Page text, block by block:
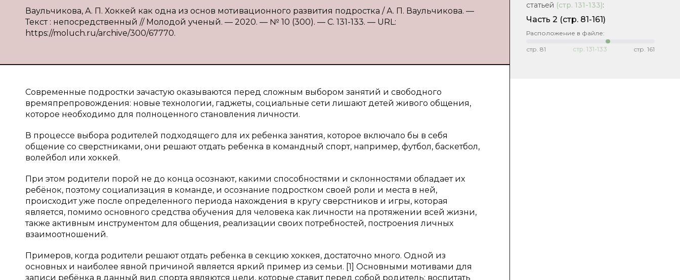
Ваульчикова, А. П. Хоккей как одна из основ мотивационного развития подростка / А. П. Ваульчикова. —
Текст : непосредственный // Молодой ученый. — 2020. — № 10 (300). — С. 131-133. — URL:
https://moluch.ru/archive/300/67770.
Современные подростки зачастую оказываются перед сложным выбором занятий и свободного
времяпрепровождения: новые технологии, гаджеты, социальные сети лишают детей живого общения,
которое необходимо для полноценного становления личности.
В процессе выбора родителей подходящего для их ребенка занятия, которое включало бы в себя
общение со сверстниками, они решают отдать ребенка в командный спорт, например, футбол, баскетбол,
волейбол или хоккей.
При этом родители порой не до конца осознают, какими способностями и склонностями обладает их
ребёнок, поэтому социализация в команде, и осознание подростком своей роли и места в ней,
происходит уже после определенного периода нахождения в кругу сверстников и игры, которая
является, помимо основного средства обучения для человека как личности на протяжении всей жизни,
также активным инструментом для общения, реализации своих потребностей, построения личных
взаимоотношений.
Примеров, когда родители решают отдать ребенка в секцию хоккея, достаточно много. Одной из
основных и наиболее явной причиной является яркий пример из семьи. [1] Основными мотивами для
записи ребёнка в данный вид спорта являются цели, которые ставит перед собой родитель: воспитать
статьей (стр. 131-133):
Часть 2 (стр. 81-161)
Расположение в файле:
стр. 81 стр. 131-133 стр. 161